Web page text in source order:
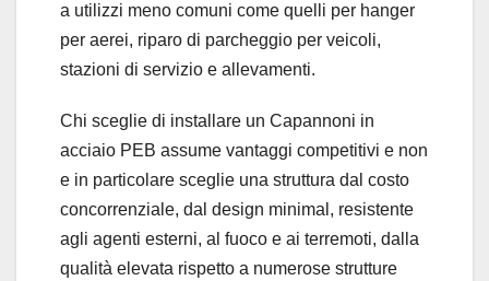
a utilizzi meno comuni come quelli per hanger
per aerei, riparo di parcheggio per veicoli,
stazioni di servizio e allevamenti.
Chi sceglie di installare un Capannoni in
acciaio PEB assume vantaggi competitivi e non
e in particolare sceglie una struttura dal costo
concorrenziale, dal design minimal, resistente
agli agenti esterni, al fuoco e ai terremoti, dalla
qualità elevata rispetto a numerose strutture